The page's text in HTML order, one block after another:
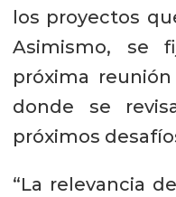
los proyectos
Asimismo, se
próxima
donde se
próximos
“La relevancia